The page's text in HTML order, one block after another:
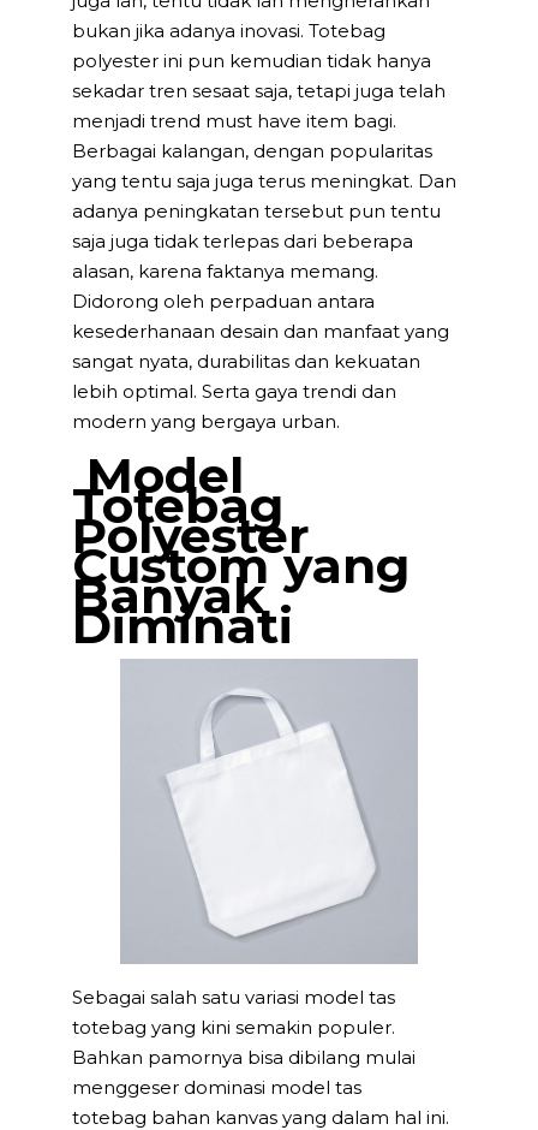
bukan jika adanya inovasi. Totebag
polyester ini pun kemudian tidak hanya
sekadar tren sesaat saja, tetapi juga telah
menjadi trend must have item bagi.
Berbagai kalangan, dengan popularitas
yang tentu saja juga terus meningkat. Dan
adanya peningkatan tersebut pun tentu
saja juga tidak terlepas dari beberapa
alasan, karena faktanya memang.
Didorong oleh perpaduan antara
kesederhanaan desain dan manfaat yang
sangat nyata, durabilitas dan kekuatan
lebih optimal. Serta gaya trendi dan
modern yang bergaya urban.
Model
Totebag
Polyester
Custom yang
Banyak
Diminati
Sebagai salah satu variasi model tas
totebag yang kini semakin populer.
Bahkan pamornya bisa dibilang mulai
menggeser dominasi model tas
totebag bahan kanvas yang dalam hal ini.